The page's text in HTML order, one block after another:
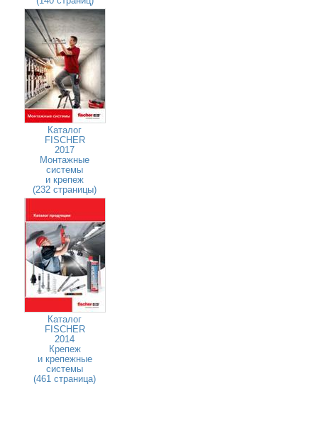
Каталог
FISCHER
2017
Монтажные
системы
и крепеж
(232 страницы)
Каталог
FISCHER
2014
Крепеж
и крепежные
системы
(461 страница)